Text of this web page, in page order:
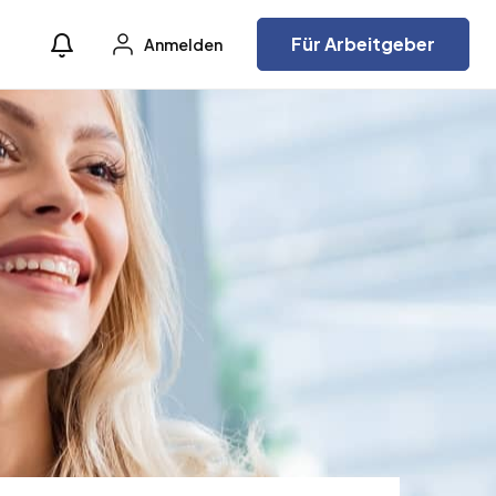
Anmelden Für Arbeitgeber